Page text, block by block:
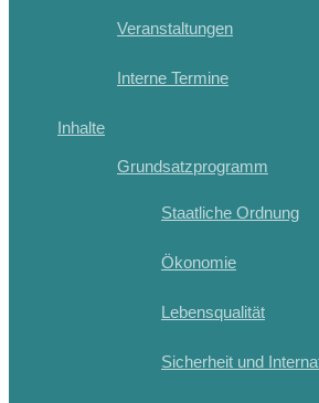
Veranstaltungen
Interne Termine
Inhalte
Grundsatzprogramm
Staatliche Ordnung
Ökonomie
Lebensqualität
Sicherheit und